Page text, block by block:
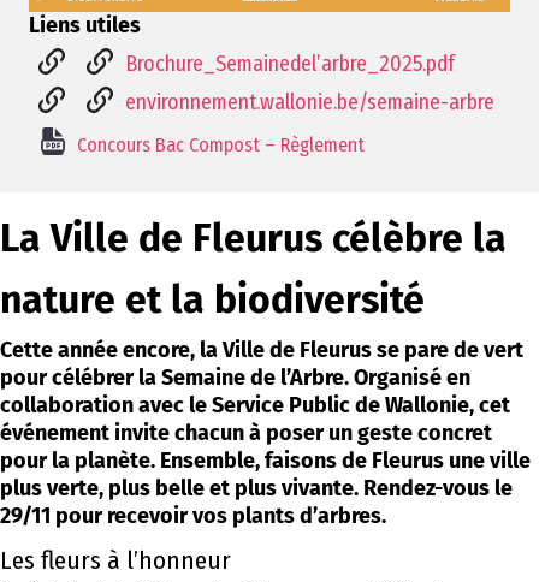
La Ville de Fleurus célèbre la
nature et la biodiversité
Cette année encore, la Ville de Fleurus se pare de vert
pour célébrer la Semaine de l’Arbre.Organisé en
collaboration avec le Service Public de Wallonie, cet
événement invite chacun à poser un geste concret
pour la planète. Ensemble, faisons de Fleurus une ville
plus verte, plus belle et plus vivante. Rendez-vous le
29/11 pour recevoir vos plants d’arbres.
Les fleurs à l’honneur
Liens utiles
Brochure_Semainedel’arbre_2025.pdf
environnement.wallonie.be/semaine-arbre
Concours Bac Compost – Règlement